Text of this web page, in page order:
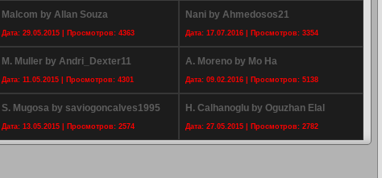
Malcom by Allan Souza
Дата: 29.05.2015 | Просмотров: 4363
Nani by Ahmedosos21
Дата: 17.07.2016 | Просмотров: 3354
M. Muller by Andri_Dexter11
Дата: 11.05.2015 | Просмотров: 4301
A. Moreno by Mo Ha
Дата: 09.02.2016 | Просмотров: 5138
S. Mugosa by saviogoncalves1995
Дата: 13.05.2015 | Просмотров: 2574
H. Calhanoglu by Oguzhan Elal
Дата: 27.05.2015 | Просмотров: 2782